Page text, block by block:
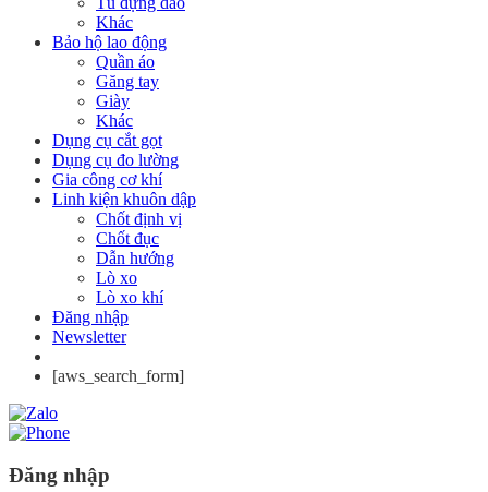
Khác
Bảo hộ lao động
Quần áo
Găng tay
Giày
Khác
Dụng cụ cắt gọt
Dụng cụ đo lường
Gia công cơ khí
Linh kiện khuôn dập
Chốt định vị
Chốt đục
Dẫn hướng
Lò xo
Lò xo khí
Đăng nhập
Newsletter
[aws_search_form]
Đăng nhập